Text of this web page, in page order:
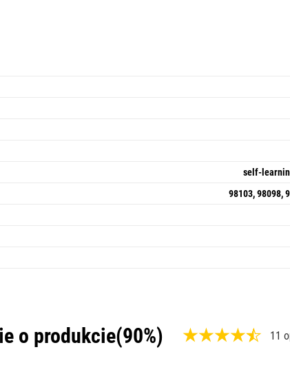
self-
98103, 98098,
o produkcie
,
(90%) 11